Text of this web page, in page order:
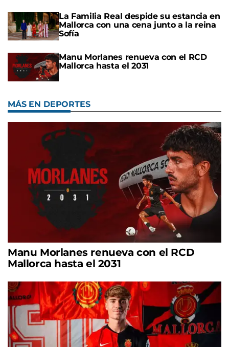
La Familia Real despide su estancia en
Mallorca con una cena junto a la reina
Sofía
Manu Morlanes renueva con el RCD
Mallorca hasta el 2031
MÁS EN DEPORTES
Manu Morlanes renueva con el RCD
Mallorca hasta el 2031